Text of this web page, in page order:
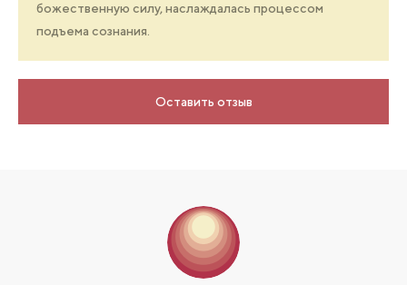
божественную силу, наслаждалась процессом
подъема сознания.
Оставить отзыв